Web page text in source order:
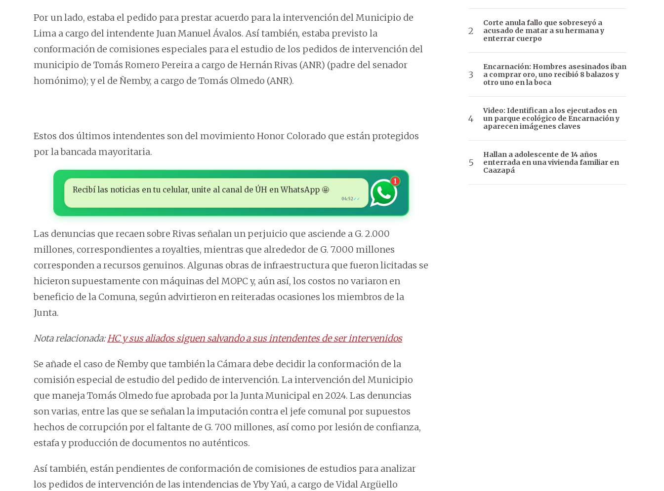
Por un lado, estaba el pedido para prestar acuerdo para la intervención del Municipio de
Lima a cargo del intendente Juan Manuel Ávalos. Así también, estaba previsto la
conformación de comisiones especiales para el estudio de los pedidos de intervención del
municipio de Tomás Romero Pereira a cargo de Hernán Rivas (ANR) (padre del senador
homónimo); y el de Ñemby, a cargo de Tomás Olmedo (ANR).
Estos dos últimos intendentes son del movimiento Honor Colorado que están protegidos
por la bancada mayoritaria.
Recibí las noticias en tu celular, unite al canal de ÚH en WhatsApp 🤩
04:52✓✓
1
Las denuncias que recaen sobre Rivas señalan un perjuicio que asciende a G. 2.000
millones, correspondientes a royalties, mientras que alrededor de G. 7.000 millones
corresponden a recursos genuinos. Algunas obras de infraestructura que fueron licitadas se
hicieron supuestamente con máquinas del MOPC y, aún así, los costos no variaron en
beneficio de la Comuna, según advirtieron en reiteradas ocasiones los miembros de la
Junta.
Nota relacionada:HC y sus aliados siguen salvando a sus intendentes de ser intervenidos
Se añade el caso de Ñemby que también la Cámara debe decidir la conformación de la
comisión especial de estudio del pedido de intervención. La intervención del Municipio
que maneja Tomás Olmedo fue aprobada por la Junta Municipal en 2024. Las denuncias
son varias, entre las que se señalan la imputación contra el jefe comunal por supuestos
hechos de corrupción por el faltante de G. 700 millones, así como por lesión de confianza,
estafa y producción de documentos no auténticos.
Así también, están pendientes de conformación de comisiones de estudios para analizar
los pedidos de intervención de las intendencias de Yby Yaú, a cargo de Vidal Argüello
Corte anula fallo que sobreseyó a
acusado de matar a su hermana y
enterrar cuerpo
Encarnación: Hombres asesinados iban
a comprar oro, uno recibió 8 balazos y
otro uno en la boca
Video: Identifican a los ejecutados en
un parque ecológico de Encarnación y
aparecen imágenes claves
Hallan a adolescente de 14 años
enterrada en una vivienda familiar en
Caazapá